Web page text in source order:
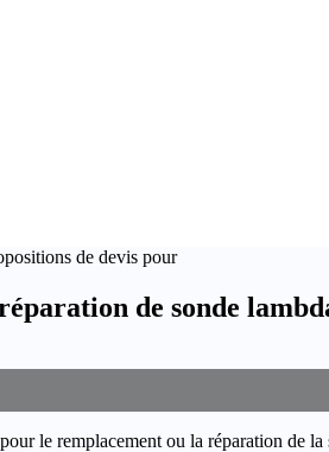
de devis pour
de sonde
pour le remplacement ou la réparation de